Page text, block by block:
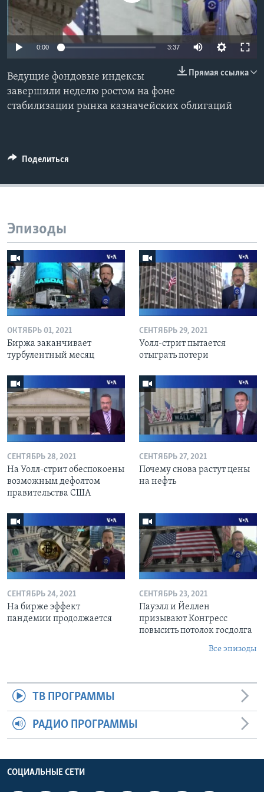
Learning English
СОЦИАЛЬНЫЕ СЕТИ
Языки
0:00 3:37
Прямая ссылка
Ведущие фондовые индексы
завершили неделю ростом на фоне
стабилизации рынка казначейских облигаций
Поделиться
Эпизоды
ОКТЯБРЬ 01, 2021
Биржа заканчивает
турбулентный месяц
СЕНТЯБРЬ 29, 2021
Уолл-стрит пытается
отыграть потери
СЕНТЯБРЬ 28, 2021
На Уолл-стрит обеспокоены
возможным дефолтом
правительства США
СЕНТЯБРЬ 27, 2021
Почему снова растут цены
на нефть
СЕНТЯБРЬ 24, 2021
На бирже эффект
пандемии продолжается
СЕНТЯБРЬ 23, 2021
Пауэлл и Йеллен
призывают Конгресс
повысить потолок госдолга
Все эпизоды
ТВ ПРОГРАММЫ
РАДИО ПРОГРАММЫ
СОЦИАЛЬНЫЕ СЕТИ